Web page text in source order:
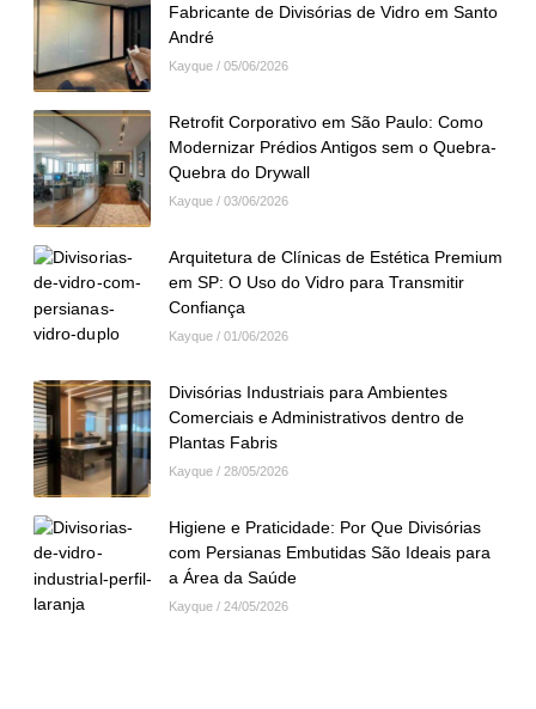
Fabricante de Divisórias de Vidro em Santo
André
Kayque 05/06/2026
Retrofit Corporativo em São Paulo: Como
Modernizar Prédios Antigos sem o Quebra-
Quebra do Drywall
Kayque 03/06/2026
Arquitetura de Clínicas de Estética Premium
em SP: O Uso do Vidro para Transmitir
Confiança
Kayque 01/06/2026
Divisórias Industriais para Ambientes
Comerciais e Administrativos dentro de
Plantas Fabris
Kayque 28/05/2026
Higiene e Praticidade: Por Que Divisórias
com Persianas Embutidas São Ideais para
a Área da Saúde
Kayque 24/05/2026